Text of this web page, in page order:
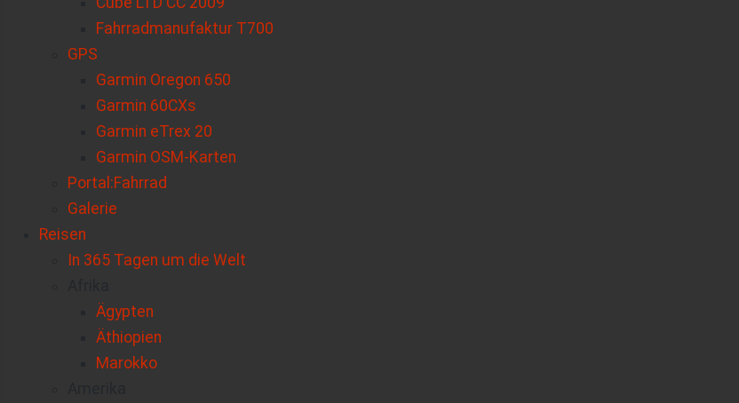
Fahrradmanufaktur T700
GPS
Garmin Oregon 650
Garmin 60CXs
Garmin eTrex 20
Garmin OSM-Karten
Portal:Fahrrad
Galerie
Reisen
In 365 Tagen um die Welt
Ägypten
Äthiopien
Marokko